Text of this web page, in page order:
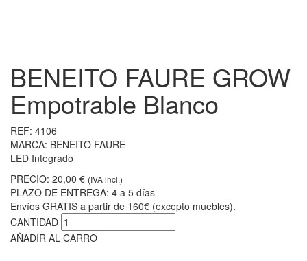
BENEITO FAURE GROW
Empotrable Blanco
REF: 4106
MARCA: BENEITO FAURE
LED Integrado
PRECIO: 20,00 € (IVA incl.)
PLAZO DE ENTREGA: 4 a 5 días
Envíos GRATIS a partir de 160€ (excepto muebles).
CANTIDAD
AÑADIR AL CARRO